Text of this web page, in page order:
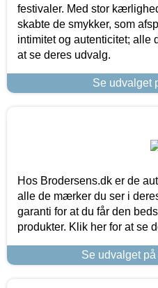
festivaler. Med stor
skabte de smykker, som
intimitet og autenticitet; alle
at se deres udvalg.
Se udvalget
Hos Brodersens.dk er de
alle de mærker du ser i
garanti for at du får den
produkter. Klik her for at se
Se udvalget